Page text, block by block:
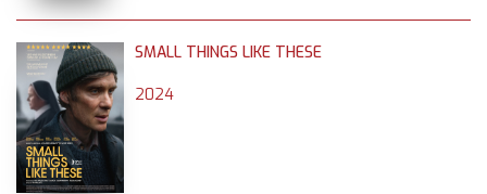
SMALL THINGS LIKE THESE
2024